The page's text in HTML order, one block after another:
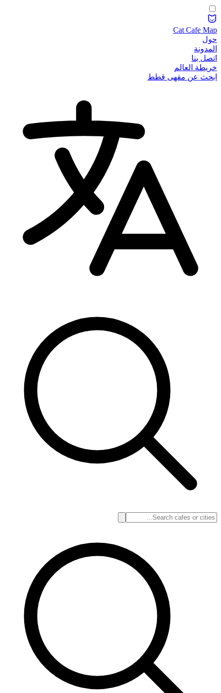
Cat Cafe Map
حول
المدونة
اتصل بنا
خريطة العالم
ابحث عن مقهى قطط